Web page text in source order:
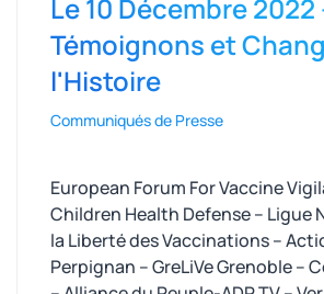
Le 10 Décembre 2022
Témoignons et
l'Histoire
Communiqués de Presse
European Forum For Vaccine
Children Health Defense – Ligue
la Liberté des Vaccinations –
Perpignan – GreLiVe Grenoble –